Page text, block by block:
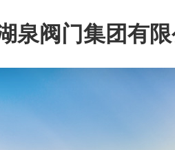
泉阀门集团有